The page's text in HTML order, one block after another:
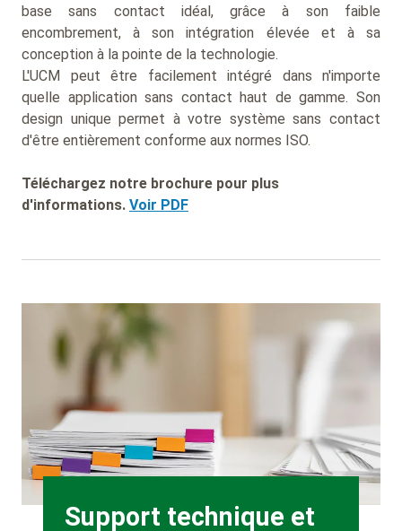
base sans contact idéal, grâce à son faible
encombrement, à son intégration élevée et à sa
conception à la pointe de la technologie.
L'UCM peut être facilement intégré dans n'importe
quelle application sans contact haut de gamme. Son
design unique permet à votre système sans contact
d'être entièrement conforme aux normes ISO.
Téléchargez notre brochure pour plus
d'informations. Voir PDF
Image
Heading
Support technique et